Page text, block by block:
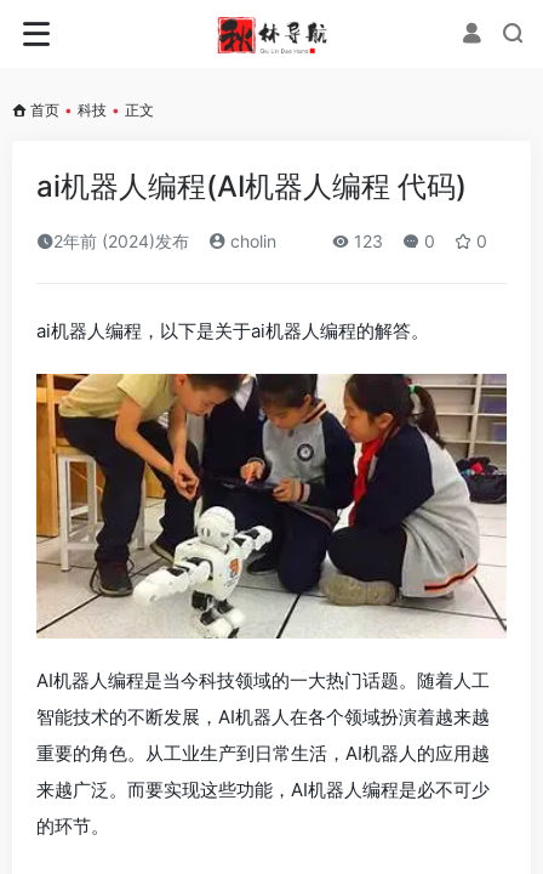
首页 • 科技 • 正文
ai机器人编程(AI机器人编程 代码)
2年前 (2024)发布 cholin 123 0 0
ai机器人编程，以下是关于ai机器人编程的解答。
AI机器人编程是当今科技领域的一大热门话题。随着人工
智能技术的不断发展，AI机器人在各个领域扮演着越来越
重要的角色。从工业生产到日常生活，AI机器人的应用越
来越广泛。而要实现这些功能，AI机器人编程是必不可少
的环节。